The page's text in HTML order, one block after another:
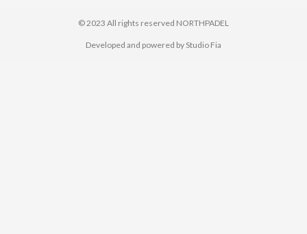
© 2023 All rights reserved​ NORTHPADEL
Developed and powered by Studio Fia